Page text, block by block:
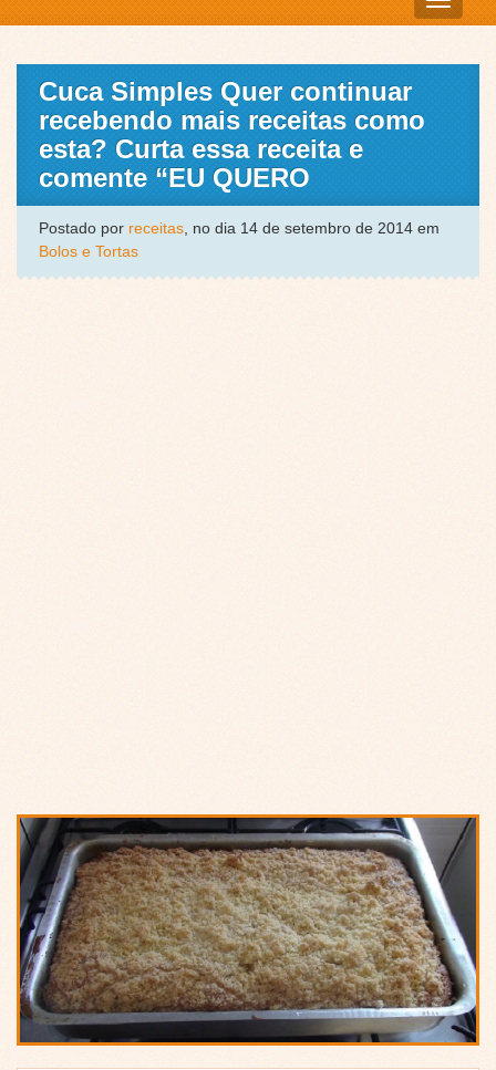
Cuca Simples Quer continuar
recebendo mais receitas como
esta? Curta essa receita e
comente “EU QUERO
Postado por receitas, no dia 14 de setembro de 2014 em
Bolos e Tortas